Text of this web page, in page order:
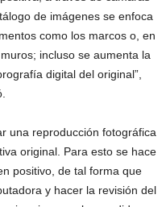
de imágenes se enfoca
como los marcos o, en
incluso se aumenta la
digital del original”,
una reproducción fotográfica
original. Para esto se hace
positivo, de tal forma que
y hacer la revisión del